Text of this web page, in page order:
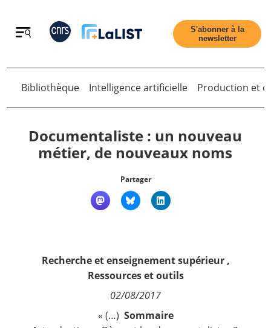
Retour
S'abonner à la
newsletter
Retour
Bibliothèque Intelligence artificielle Production et
Documentaliste : un nouveau
métier, de nouveaux noms
Partager
Recherche et enseignement supérieur,
Ressources et outils
02/08/2017
« (…) Sommaire